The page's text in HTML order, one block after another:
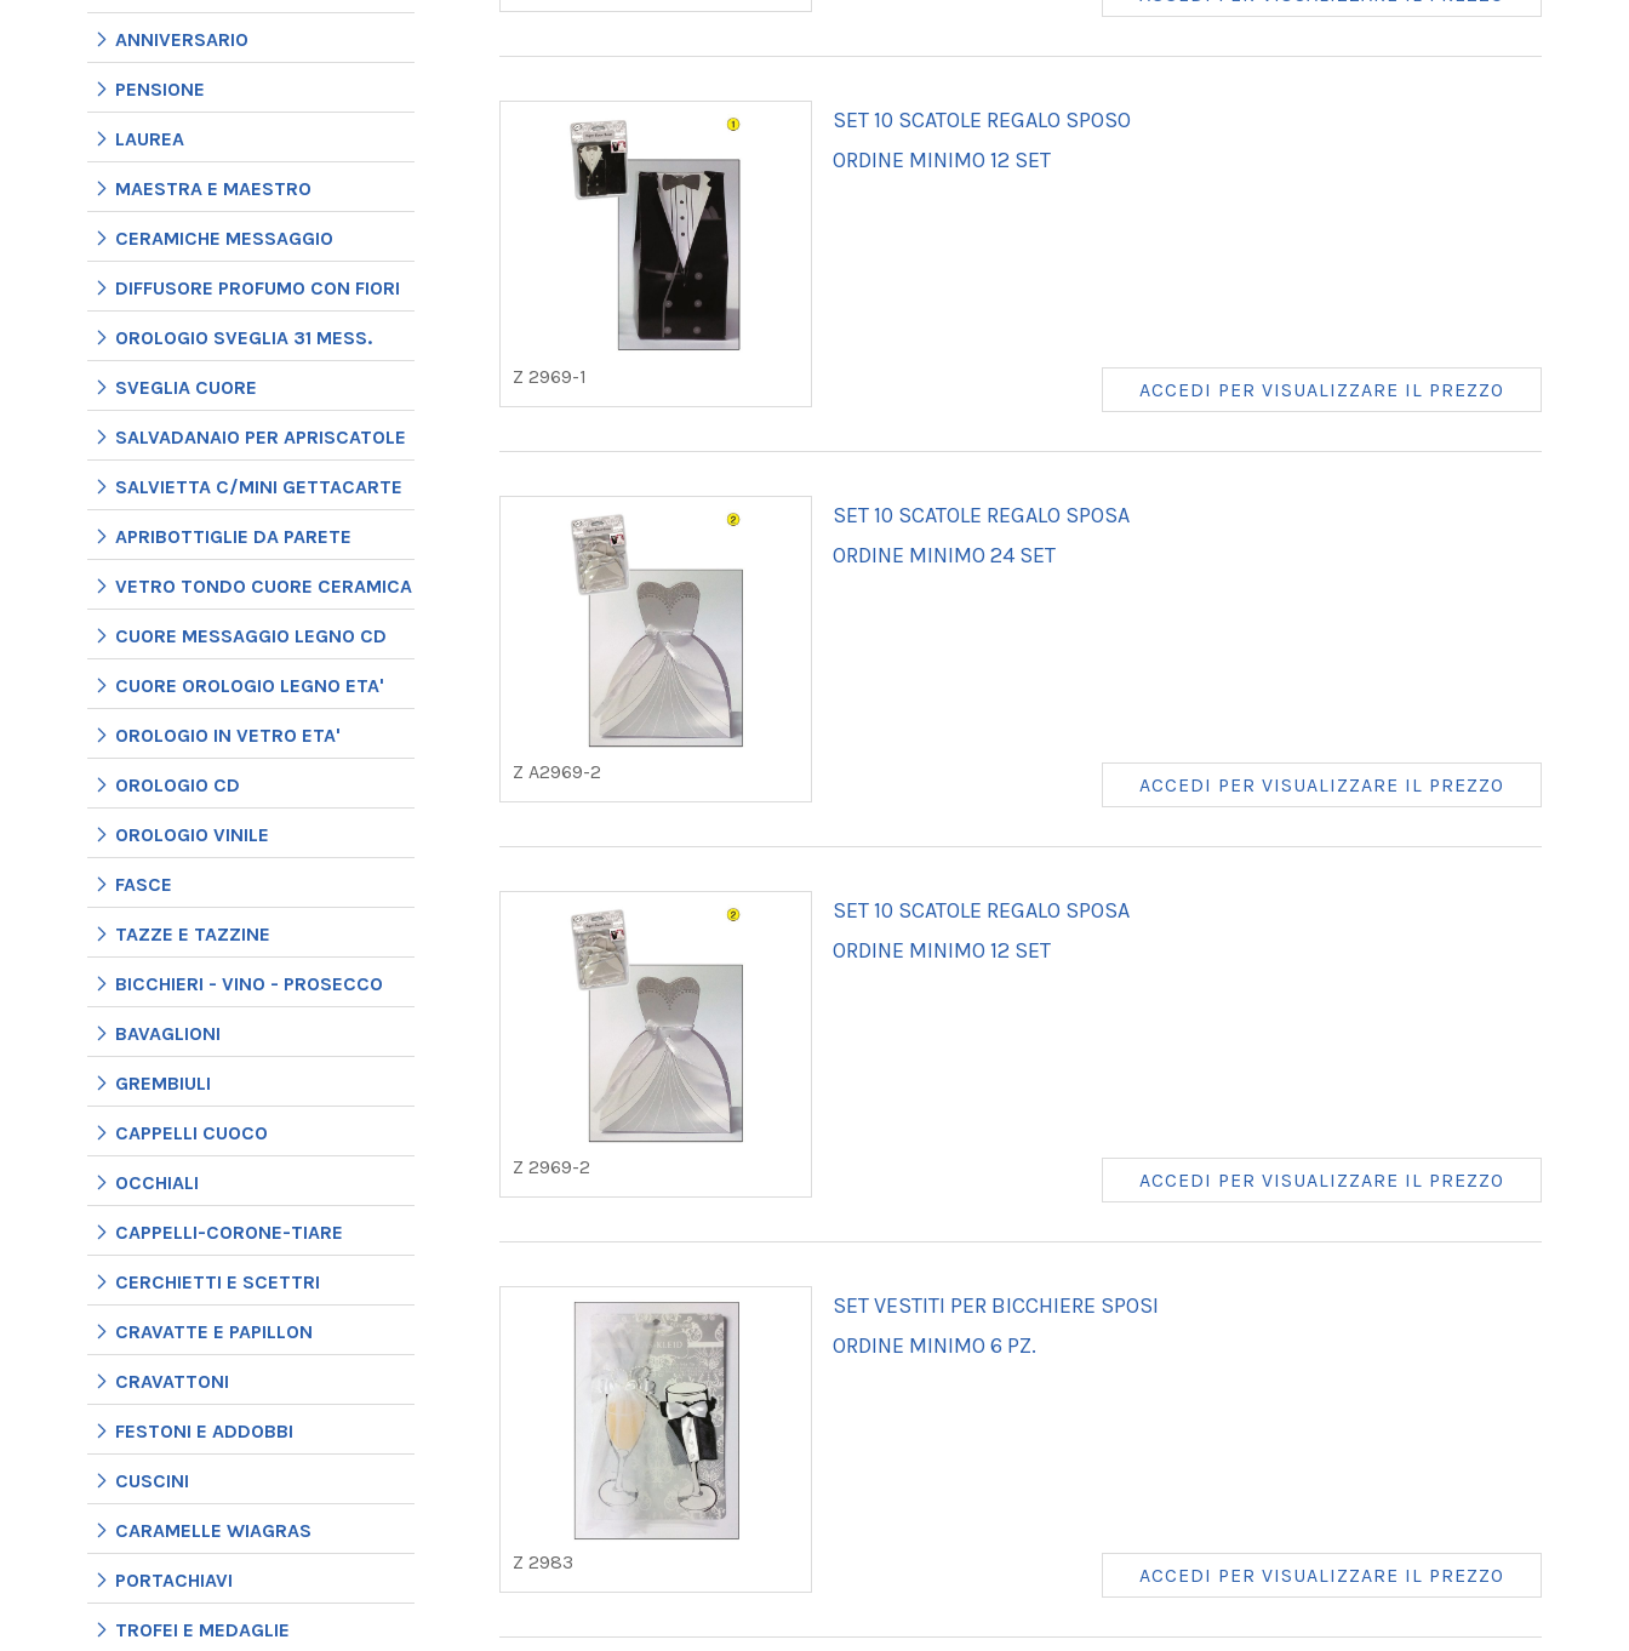
ANNIVERSARIO
PENSIONE
LAUREA
MAESTRA E MAESTRO
CERAMICHE MESSAGGIO
DIFFUSORE PROFUMO CON FIORI
OROLOGIO SVEGLIA 31 MESS.
SVEGLIA CUORE
SALVADANAIO PER APRISCATOLE
SALVIETTA C/MINI GETTACARTE
APRIBOTTIGLIE DA PARETE
VETRO TONDO CUORE CERAMICA
CUORE MESSAGGIO LEGNO CD
CUORE OROLOGIO LEGNO ETA'
OROLOGIO IN VETRO ETA'
OROLOGIO CD
OROLOGIO VINILE
FASCE
TAZZE E TAZZINE
BICCHIERI - VINO - PROSECCO
BAVAGLIONI
GREMBIULI
CAPPELLI CUOCO
OCCHIALI
CAPPELLI-CORONE-TIARE
CERCHIETTI E SCETTRI
CRAVATTE E PAPILLON
CRAVATTONI
FESTONI E ADDOBBI
CUSCINI
CARAMELLE WIAGRAS
PORTACHIAVI
TROFEI E MEDAGLIE
Z 2969-1
SET 10 SCATOLE REGALO SPOSO
ORDINE MINIMO 12 SET
ACCEDI PER VISUALIZZARE IL PREZZO
Z A2969-2
SET 10 SCATOLE REGALO SPOSA
ORDINE MINIMO 24 SET
ACCEDI PER VISUALIZZARE IL PREZZO
Z 2969-2
SET 10 SCATOLE REGALO SPOSA
ORDINE MINIMO 12 SET
ACCEDI PER VISUALIZZARE IL PREZZO
Z 2983
SET VESTITI PER BICCHIERE SPOSI
ORDINE MINIMO 6 PZ.
ACCEDI PER VISUALIZZARE IL PREZZO